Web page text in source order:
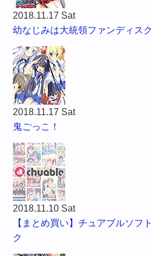
2018.11.17 Sat
幼なじみは大統領ファンディスク
2018.11.17 Sat
鬼ごっこ！
2018.11.10 Sat
【まとめ買い】チュアブルソフ
ク